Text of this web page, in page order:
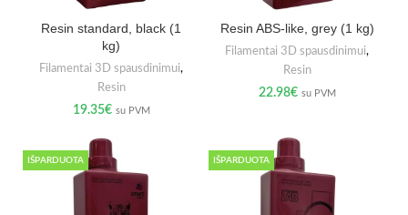
Resin standard, black (1
kg)
Filamentai 3D spausdinimui,
Resin
19.35€ su PVM
Resin ABS-like, grey (1 kg)
Filamentai 3D spausdinimui,
Resin
22.98€ su PVM
IŠPARDUOTA IŠPARDUOTA